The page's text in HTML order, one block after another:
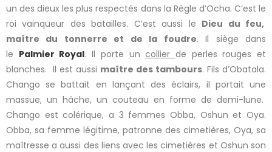
un des dieux les plus respectés dans la Règle d’Ocha. C’est le
roi vainqueur des batailles. C’est aussi le Dieu du feu,
maître du tonnerre et de la foudre. Il siège dans
le Palmier Royal. Il porte uncollier de perles rouges et
blanches. Il est aussi maître des tambours. Fils d’Obatala.
Chango se battait en lançant des éclairs, il portait une
massue, un hâche, un couteau en forme de demi-lune.
Chango est colérique, a 3 femmes Obba, Oshun et Oya.
Obba, sa femme légitime, patronne des cimetières, Oya, sa
maîtresse a aussi des liens avec les cimetières et Oshun son